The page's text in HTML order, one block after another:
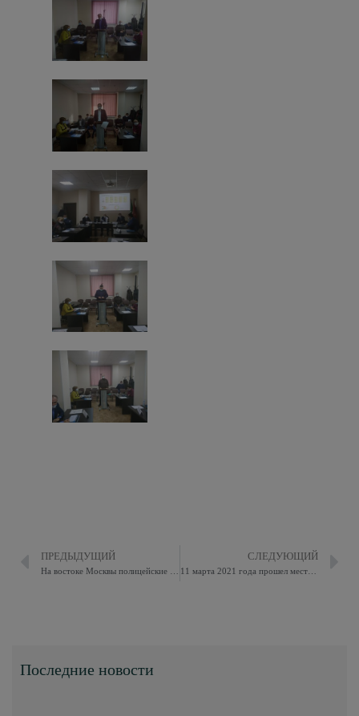
ПРЕДЫДУЩИЙ СЛЕДУЮЩИЙ
11 марта 2021 года прошел местный праздник «Масленичная неделя» в муниципальном округе Восточное Измайлово.
Последние новости